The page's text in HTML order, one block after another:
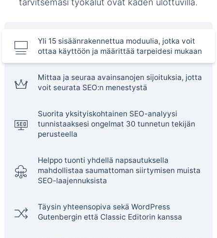
Yli 15 sisäänrakennettua moduulia, jotka voit
ottaa käyttöön ja määrittää tarpeidesi mukaan
Mittaa ja seuraa avainsanojen sijoituksia, jotta
voit seurata SEO:n menestystä
Suorita yksityiskohtainen SEO-analyysi
tunnistaaksesi ongelmat 30 tunnetun tekijän
perusteella
Helppo tuonti yhdellä napsautuksella
mahdollistaa saumattoman siirtymisen muista
SEO-laajennuksista
Täysin yhteensopiva sekä WordPress
Gutenbergin että Classic Editorin kanssa